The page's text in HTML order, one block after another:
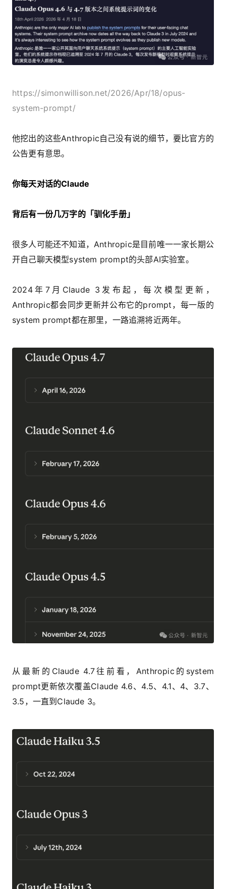
https://simonwillison.net/2026/Apr/18/opus-
system-prompt/
他挖出的这些Anthropic自己没有说的细节，要比官方的
公告更有意思。
你每天对话的Claude
背后有一份几万字的「驯化手册」
很多人可能还不知道，Anthropic是目前唯一一家长期公
开自己聊天模型system prompt的头部AI实验室。
2024年7月Claude 3发布起，每次模型更新，
Anthropic都会同步更新并公布它的prompt， 每一版的
system prompt都在那里，一路追溯将近两年。
从最新的Claude 4.7往前看，Anthropic的system
prompt更新依次覆盖Claude 4.6、4.5、4.1、4、3.7、
3.5，一直到Claude 3。